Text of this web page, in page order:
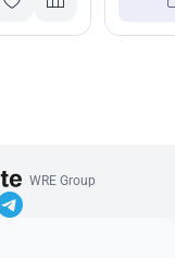
WRE Group